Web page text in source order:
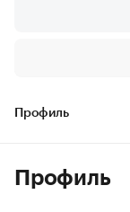
Профиль
Профиль